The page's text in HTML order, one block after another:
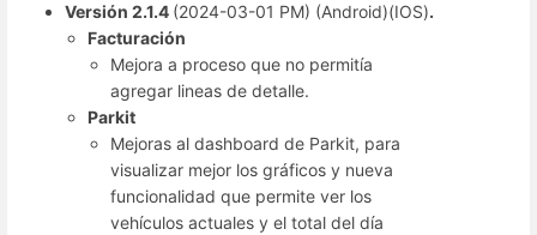
Versión 2.1.4 (2024-03-01 PM) (Android)(IOS).
Facturación
Mejora a proceso que no permitía
agregar lineas de detalle.
Parkit
Mejoras al dashboard de Parkit, para
visualizar mejor los gráficos y nueva
funcionalidad que permite ver los
vehículos actuales y el total del día